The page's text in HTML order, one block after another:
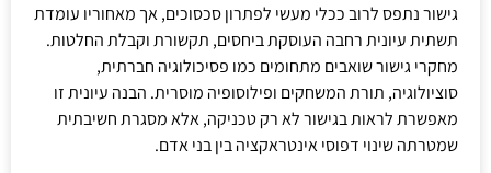
גישור נתפס לרוב ככלי מעשי לפתרון סכסוכים, אך מאחוריו עומדת
תשתית עיונית רחבה העוסקת ביחסים, תקשורת וקבלת החלטות.
מחקרי גישור שואבים מתחומים כמו פסיכולוגיה חברתית,
סוציולוגיה, תורת המשחקים ופילוסופיה מוסרית. הבנה עיונית זו
מאפשרת לראות בגישור לא רק טכניקה, אלא מסגרת חשיבתית
שמטרתה שינוי דפוסי אינטראקציה בין בני אדם.